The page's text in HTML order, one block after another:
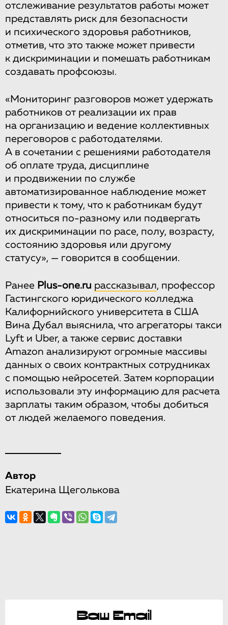
отслеживание результатов работы может
представлять риск для безопасности
и психического здоровья работников,
отметив, что это также может привести
к дискриминации и помешать работникам
создавать профсоюзы.
«Мониторинг разговоров может удержать
работников от реализации их прав
на организацию и ведение коллективных
переговоров с работодателями.
А в сочетании с решениями работодателя
об оплате труда, дисциплине
и продвижении по службе
автоматизированное наблюдение может
привести к тому, что к работникам будут
относиться по-разному или подвергать
их дискриминации по расе, полу, возрасту,
состоянию здоровья или другому
статусу», — говорится в сообщении.
Ранее Plus-one.ru рассказывал, профессор
Гастингского юридического колледжа
Калифорнийского университета в США
Вина Дубал выяснила, что агрегаторы такси
Lyft и Uber, а также сервис доставки
Amazon анализируют огромные массивы
данных о своих контрактных сотрудниках
с помощью нейросетей. Затем корпорации
использовали эту информацию для расчета
зарплаты таким образом, чтобы добиться
от людей желаемого поведения.
Автор
Екатерина Щеголькова
Ваш Email